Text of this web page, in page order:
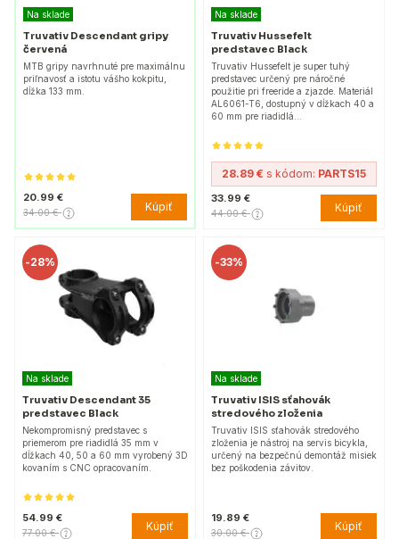
Na sklade
Truvativ Descendant gripy
červená
MTB gripy navrhnuté pre maximálnu
priľnavosť a istotu vášho kokpitu,
dĺžka 133 mm.
20.99 €
34.00 € Kúpiť
Na sklade
Truvativ Hussefelt
predstavec Black
Truvativ Hussefelt je super tuhý
predstavec určený pre náročné
použitie pri freeride a zjazde. Materiál
AL6061-T6, dostupný v dĺžkach 40 a
60 mm pre riadidlá…
28.89 € s kódom: PARTS15
33.99 €
44.00 € Kúpiť
-28%
Na sklade
Truvativ Descendant 35
predstavec Black
Nekompromisný predstavec s
priemerom pre riadidlá 35 mm v
dĺžkach 40, 50 a 60 mm vyrobený 3D
kovaním s CNC opracovaním.
54.99 €
77.00 € Kúpiť
-33%
Na sklade
Truvativ ISIS sťahovák
stredového zloženia
Truvativ ISIS sťahovák stredového
zloženia je nástroj na servis bicykla,
určený na bezpečnú demontáž misiek
bez poškodenia závitov.
19.89 €
30.00 € Kúpiť